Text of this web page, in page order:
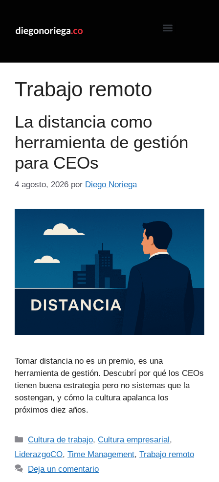
Trabajo remoto
La distancia como
herramienta de gestión
para CEOs
4 agosto, 2026 por Diego Noriega
Tomar distancia no es un premio, es una
herramienta de gestión. Descubrí por qué los CEOs
tienen buena estrategia pero no sistemas que la
sostengan, y cómo la cultura apalanca los
próximos diez años.
Cultura de trabajo,Cultura empresarial ,
LiderazgoCO, Time Management, Trabajo remoto
Deja un comentario